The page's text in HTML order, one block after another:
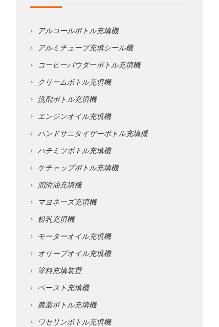
アルコールボトル充填機
アルミチューブ充填シール機
コーヒーパウダーボトル充填機
クリームボトル充填機
洗剤ボトル充填機
エンジンオイル充填機
ハンドサニタイザーボトル充填機
ハチミツボトル充填機
ケチャップボトル充填機
潤滑油充填機
マヨネーズ充填機
粉乳充填機
モーターオイル充填機
オリーブオイル充填機
塗料充填装置
ペースト充填機
農薬ボトル充填機
ワセリンボトル充填機